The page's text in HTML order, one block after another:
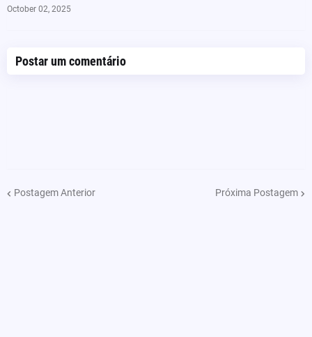
October 02, 2025
Postar um comentário
Postagem Anterior Próxima Postagem